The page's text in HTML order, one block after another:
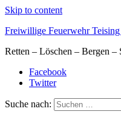
Skip to content
Freiwillige Feuerwehr Teising
Retten – Löschen – Bergen –
Facebook
Twitter
Suche nach: